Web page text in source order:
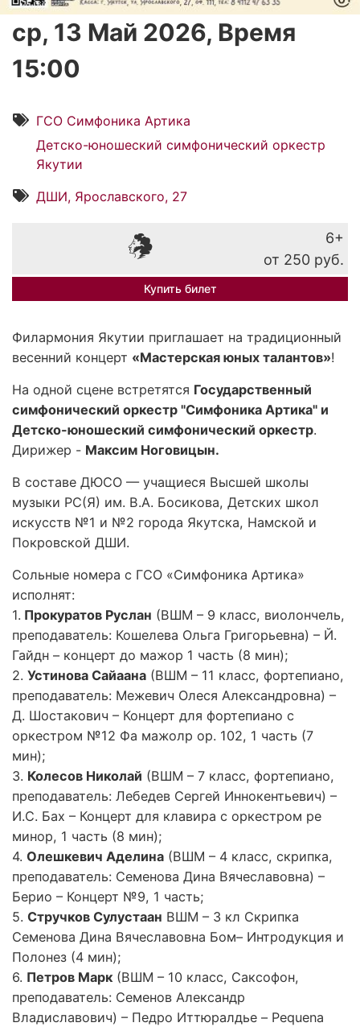
ср, 13 Май 2026, Время
15:00
ГСО Симфоника Артика
Детско-юношеский симфонический оркестр
Якутии
ДШИ, Ярославского, 27
6+
от 250 руб.
Купить билет
Филармония Якутии приглашает на традиционный
весенний концерт «Мастерская юных талантов»!
На одной сцене встретятся Государственный
симфонический оркестр "Симфоника Артика" и
Детско-юношеский симфонический оркестр.
Дирижер - Максим Ноговицын.
В составе ДЮСО — учащиеся Высшей школы
музыки РС(Я) им. В.А. Босикова, Детских школ
искусств №1 и №2 города Якутска, Намской и
Покровской ДШИ.
Сольные номера с ГСО «Симфоника Артика»
исполнят:
1. Прокуратов Руслан (ВШМ – 9 класс, виолончель,
преподаватель: Кошелева Ольга Григорьевна) – Й.
Гайдн – концерт до мажор 1 часть (8 мин);
2. Устинова Сайаана (ВШМ – 11 класс, фортепиано,
преподаватель: Межевич Олеся Александровна) –
Д. Шостакович – Концерт для фортепиано с
оркестром №12 Фа мажолр ор. 102, 1 часть (7
мин);
3. Колесов Николай (ВШМ – 7 класс, фортепиано,
преподаватель: Лебедев Сергей Иннокентьевич) –
И.С. Бах – Концерт для клавира с оркестром ре
минор, 1 часть (8 мин);
4. Олешкевич Аделина (ВШМ – 4 класс, скрипка,
преподаватель: Семенова Дина Вячеславовна) –
Берио – Концерт №9, 1 часть;
5. Стручков Сулустаан ВШМ – 3 кл Скрипка
Семенова Дина Вячеславовна Бом– Интродукция и
Полонез (4 мин);
6. Петров Марк(ВШМ – 10 класс, Саксофон,
преподаватель: Семенов Александр
Владиславович) – Педро Иттюралдье – Pequena